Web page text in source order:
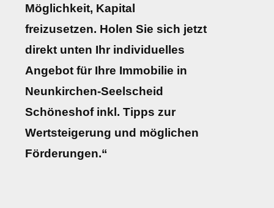
Möglichkeit, Kapital
freizusetzen. Holen Sie sich jetzt
direkt unten Ihr individuelles
Angebot für Ihre Immobilie in
Neunkirchen-Seelscheid
Schöneshof inkl. Tipps zur
Wertsteigerung und möglichen
Förderungen.“